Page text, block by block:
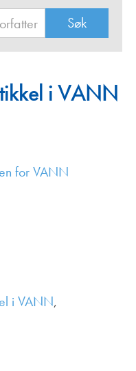
i VANN
for VANN
i VANN,